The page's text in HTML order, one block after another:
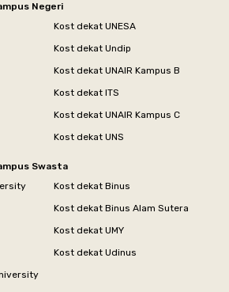
Negeri
Kost dekat UNESA
Kost dekat Undip
Kost dekat UNAIR Kampus B
Kost dekat ITS
Kost dekat UNAIR Kampus C
Kost dekat UNS
Swasta
Kost dekat Binus
Kost dekat Binus Alam Sutera
Kost dekat UMY
Kost dekat Udinus